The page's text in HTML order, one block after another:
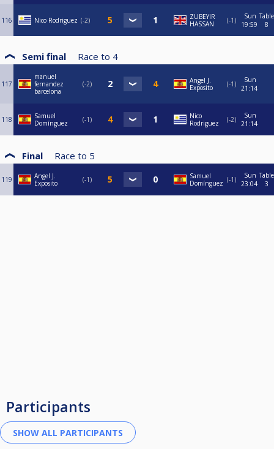
116 Nico Rodriguez -2
ZUBEYIR
HASSAN
-1
Sun
19:59
Table
8
Semi final Race to 4
117
manuel
fernandez
barcelona
-2
Angel J.
Exposito
-1
Sun
21:14
118
Samuel
Domínguez
-1
Nico
Rodriguez
-2
Sun
21:14
Final Race to 5
119
Angel J.
Exposito
-1
Samuel
Domínguez
-1
Sun
23:04
Table
3
Participants